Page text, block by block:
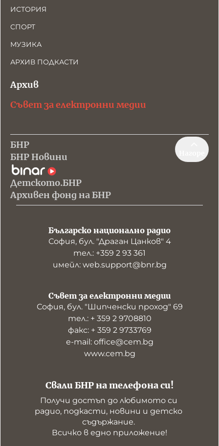
ИСТОРИЯ
СПОРТ
МУЗИКА
АРХИВ ПОДКАСТИ
Архив
Съвет за електронни медии
БНР
БНР Новини
Детското.БНР
Архивен фонд на БНР
Българско национално радио
София, бул. "Драган Цанков" 4
тел.: +359 2 93 361
имейл: web.support@bnr.bg
Свали БНР на телефона си!
Получи достъп до любимото си
радио, подкасти, новини и детско
съдържание.
Всичко в едно приложение!
Съвет за електронни медии
София, бул. "Шипченски проход" 69
тел.: + 359 2 9708810
факс: + 359 2 9733769
е-mail: office@cem.bg
www.cem.bg